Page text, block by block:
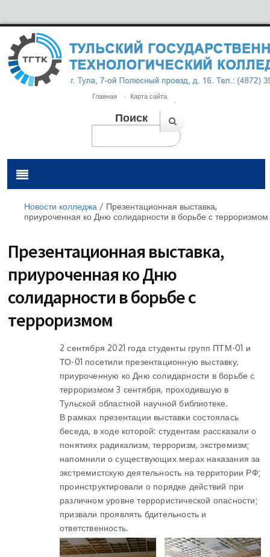
Главная Карта сайта
Поиск
Новости колледжа / Презентационная выставка,
приуроченная ко Дню солидарности в борьбе с терроризмом
Презентационная выставка,
приуроченная ко Дню
солидарности в борьбе с
терроризмом
2 сентября 2021 года студенты групп ПТМ-01 и
ТО-01 посетили презентационную выставку,
приуроченную ко Дню солидарности в борьбе с
терроризмом 3 сентября, проходившую в
Тульской областной научной библиотеке.
В рамках презентации выставки состоялась
беседа, в ходе которой: студентам рассказали о
понятиях радикализм, терроризм, экстремизм;
напомнили о существующих мерах наказания за
экстремистскую деятельность на территории РФ;
проинструктировали о порядке действий при
различном уровне террористической опасности;
призвали проявлять бдительность и
ответственность.